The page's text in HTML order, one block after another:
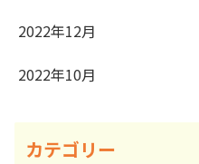
2022年12月
2022年10月
カテゴリー